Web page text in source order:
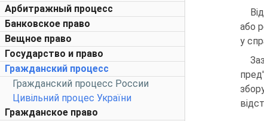
Арбитражный процесс
Банковское право
Вещное право
Государство и право
Гражданский процесс
Гражданский процесс России
Цивільний процес України
Гражданское право
або
у